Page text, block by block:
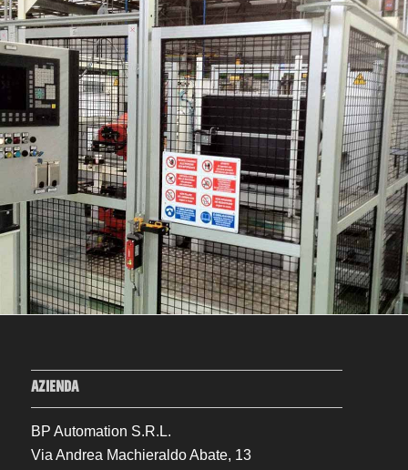
AZIENDA
BP Automation S.R.L.
Via Andrea Machieraldo Abate, 13